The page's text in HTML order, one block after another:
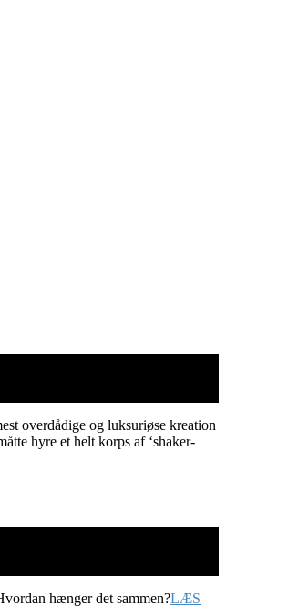
overdådige og luksuriøse kreation
hyre et helt korps af ‘shaker-
hænger det sammen?LÆS